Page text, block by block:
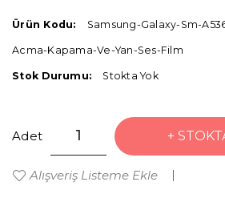
Ürün Kodu: Samsung-Galaxy-Sm-
Acma-Kapama-Ve-Yan-Ses-Film
Stok Durumu: Stokta Yok
Adet
Alışveriş Listeme Ekle